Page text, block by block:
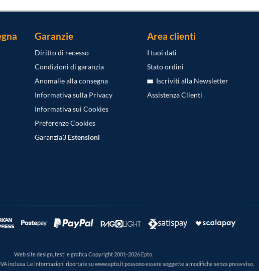
Garanzie
Diritto di recesso
Condizioni di garanzia
Anomalie alla consegna
Informativa sulla Privacy
Informativa sui Cookies
Preferenze Cookies
Garanzia3 Estensioni
Area clienti
I tuoi dati
Stato ordini
Iscriviti alla Newsletter
Assistenza Clienti
Web site design, testi e grafica Copyright 2001-2026 Epto.
inclusa. Le informazioni riportate su www.epto.it possono essere soggette a modifiche senza preavviso.